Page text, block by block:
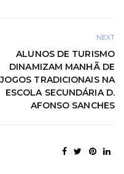
NEXT
ALUNOS DE TURISMO
DINAMIZAM MANHÃ DE
JOGOS TRADICIONAIS NA
ESCOLA SECUNDÁRIA D.
AFONSO SANCHES